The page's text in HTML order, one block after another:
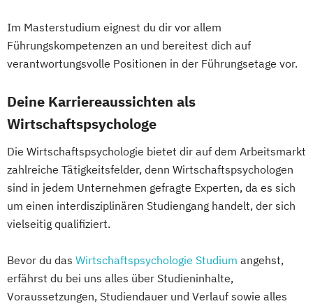
Im Masterstudium eignest du dir vor allem
Führungskompetenzen an und bereitest dich auf
verantwortungsvolle Positionen in der Führungsetage vor.
Deine Karriereaussichten als
Wirtschaftspsychologe
Die Wirtschaftspsychologie bietet dir auf dem Arbeitsmarkt
zahlreiche Tätigkeitsfelder, denn Wirtschaftspsychologen
sind in jedem Unternehmen gefragte Experten, da es sich
um einen interdisziplinären Studiengang handelt, der sich
vielseitig qualifiziert.
Bevor du das Wirtschaftspsychologie Studium angehst,
erfährst du bei uns alles über Studieninhalte,
Voraussetzungen, Studiendauer und Verlauf sowie alles